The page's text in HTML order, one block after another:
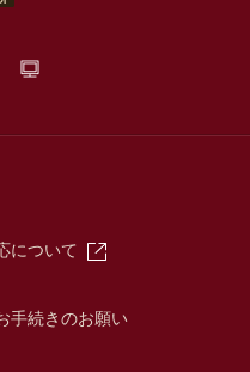
について
手続きのお願い